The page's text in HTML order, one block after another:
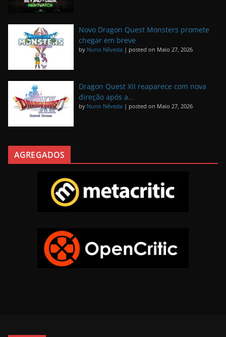
Novo Dragon Quest Monsters promete
chegar em breve
by Nuno Nêveda | posted on Maio 27, 2026
Dragon Quest XII reaparece com nova
direção após a...
by Nuno Nêveda | posted on Maio 27, 2026
AGREGADOS